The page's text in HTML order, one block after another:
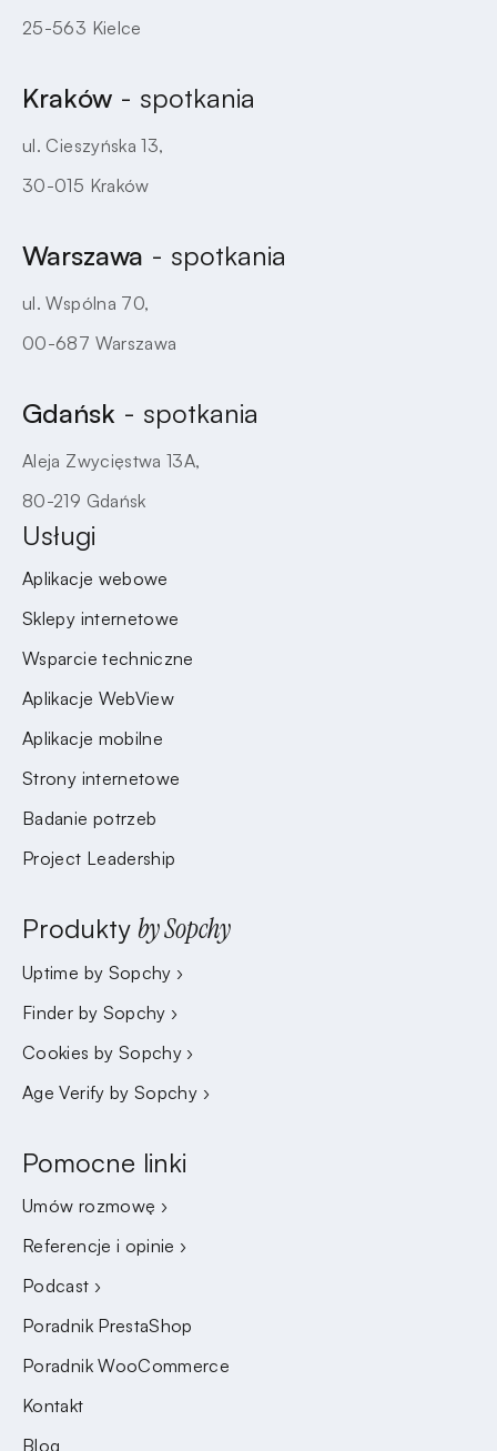
25-563 Kielce
Kraków - spotkania
ul. Cieszyńska 13,
30-015 Kraków
Warszawa - spotkania
ul. Wspólna 70,
00-687 Warszawa
Gdańsk - spotkania
Aleja Zwycięstwa 13A,
80-219 Gdańsk
Usługi
Aplikacje webowe
Sklepy internetowe
Wsparcie techniczne
Aplikacje WebView
Aplikacje mobilne
Strony internetowe
Badanie potrzeb
Project Leadership
Produkty by Sopchy
Uptime by Sopchy ›
Finder by Sopchy ›
Cookies by Sopchy ›
Age Verify by Sopchy ›
Pomocne linki
Umów rozmowę ›
Referencje i opinie ›
Podcast ›
Poradnik PrestaShop
Poradnik WooCommerce
Kontakt
Blog